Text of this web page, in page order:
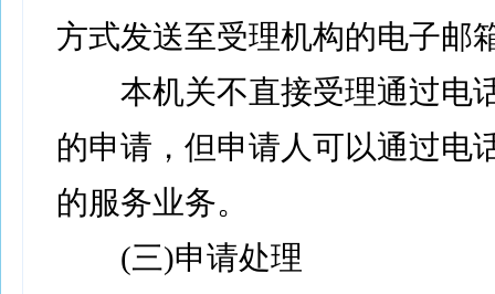
方式发送至受理机构的电子邮
本机关不直接受理通过电
的申请，但申请人可以通过电
的服务业务。
(三)申请处理